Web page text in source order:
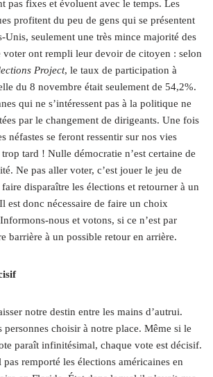
pas fixes et évoluent avec le temps. Les
profitent du peu de gens qui se présentent
Unis, seulement une très mince majorité des
voter ont rempli leur devoir de citoyen : selon
Project, le taux de participation à
du 8 novembre était seulement de 54,2%.
qui ne s’intéressent pas à la politique ne
par le changement de dirigeants. Une fois
néfastes se feront ressentir sur nos vies
tard ! Nulle démocratie n’est certaine de
Ne pas aller voter, c’est jouer le jeu de
disparaître les élections et retourner à un
est donc nécessaire de faire un choix
nous et votons, si ce n’est par
barrière à un possible retour en arrière.
notre destin entre les mains d’autrui.
personnes choisir à notre place. Même si le
paraît infinitésimal, chaque vote est décisif.
remporté les élections américaines en